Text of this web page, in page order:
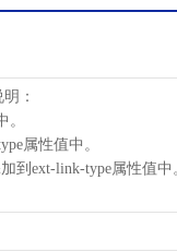
：
。
属性值中。
到ext-link-type属性值